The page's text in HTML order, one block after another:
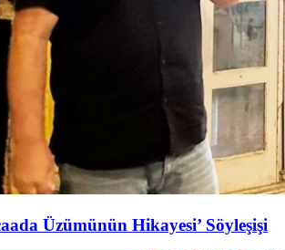
Üzümünün Hikayesi’ Söyleşişi